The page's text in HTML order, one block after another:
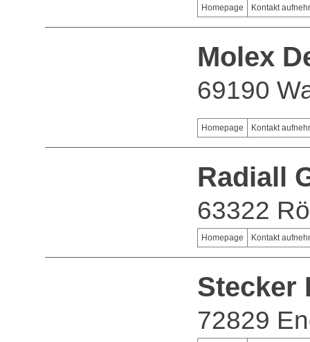
Homepage Kontakt
Molex
69190
Homepage Kontakt
Radiall
63322
Homepage Kontakt
Stecker
72829